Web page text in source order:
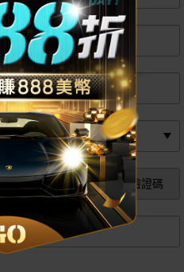
男
日
獲取手機驗證碼